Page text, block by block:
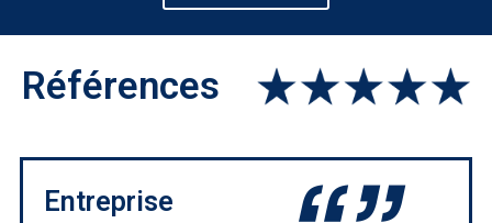
Références
Entreprise